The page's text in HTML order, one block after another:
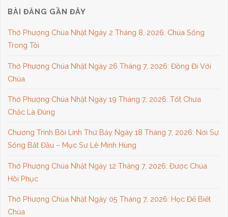
BÀI ĐĂNG GẦN ĐÂY
Thờ Phượng Chúa Nhật Ngày 2 Tháng 8, 2026: Chúa Sống
Trong Tôi
Thờ Phượng Chúa Nhật Ngày 26 Tháng 7, 2026: Đồng Đi Với
Chúa
Thờ Phượng Chúa Nhật Ngày 19 Tháng 7, 2026: Tốt Chưa
Chắc Là Đúng
Chương Trình Bồi Linh Thứ Bảy Ngày 18 Tháng 7, 2026: Nơi Sự
Sống Bắt Đầu – Mục Sư Lê Minh Hùng
Thờ Phượng Chúa Nhật Ngày 12 Tháng 7, 2026: Được Chúa
Hồi Phục
Thờ Phượng Chúa Nhật Ngày 05 Tháng 7, 2026: Học Để Biết
Chúa